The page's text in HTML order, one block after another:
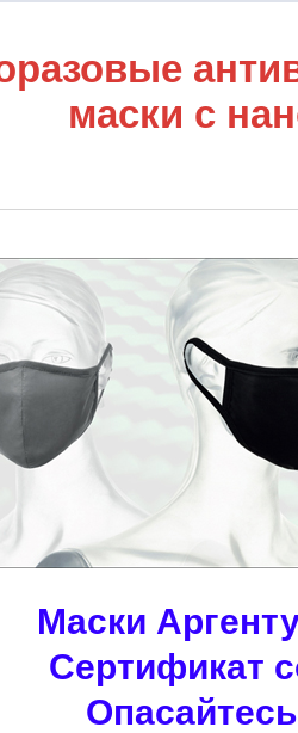
маски с
Маски
Сертификат